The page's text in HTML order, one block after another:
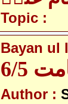
Topic :
Bayan ul
6/5
Author :